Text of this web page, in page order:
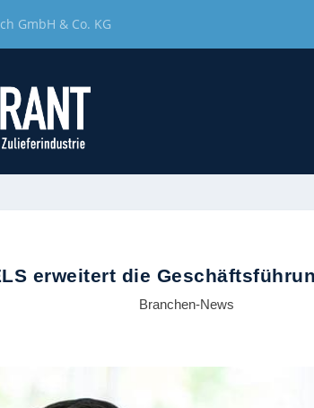
GmbH & Co. KG
erweitert die
Branchen-News